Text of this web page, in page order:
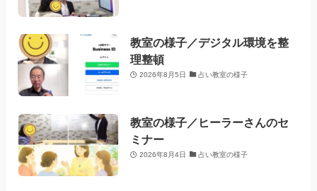
教室の様子／デジタル環境を整
理整頓
2026年8月5日 占い教室の様子
教室の様子／ヒーラーさんのセ
ミナー
2026年8月4日 占い教室の様子